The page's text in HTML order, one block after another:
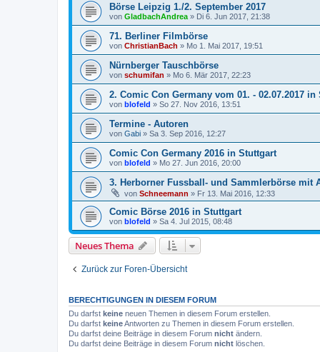
Börse Leipzig 1./2. September 2017
von GladbachAndrea » Di 6. Jun 2017, 21:38
71. Berliner Filmbörse
von ChristianBach » Mo 1. Mai 2017, 19:51
Nürnberger Tauschbörse
von schumifan » Mo 6. Mär 2017, 22:23
2. Comic Con Germany vom 01. - 02.07.2017 in
von blofeld » So 27. Nov 2016, 13:51
Termine - Autoren
von Gabi » Sa 3. Sep 2016, 12:27
Comic Con Germany 2016 in Stuttgart
von blofeld » Mo 27. Jun 2016, 20:00
3. Herborner Fussball- und Sammlerbörse mit
von Schneemann » Fr 13. Mai 2016, 12:33
Comic Börse 2016 in Stuttgart
von blofeld » Sa 4. Jul 2015, 08:48
Neues Thema
Zurück zur Foren-Übersicht
BERECHTIGUNGEN IN DIESEM FORUM
Du darfst keine neuen Themen in diesem Forum erstellen.
Du darfst keineAntworten zu Themen in diesem Forum erstellen.
Du darfst deine Beiträge in diesem Forum nicht ändern.
Du darfst deine Beiträge in diesem Forum nicht löschen.